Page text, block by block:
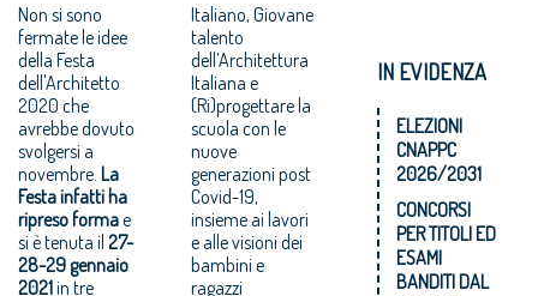
Non si sono
fermate le idee
della Festa
dell'Architetto
2020 che
avrebbe dovuto
svolgersi a
novembre. La
Festa infatti ha
ripreso formae
si è tenuta il 27-
28-29 gennaio
2021in tre
Italiano, Giovane
talento
dell’Architettura
Italiana e
(Ri)progettare la
scuola con le
nuove
generazioni post
Covid-19,
insieme ai lavori
e alle visioni dei
bambini e
ragazzi
IN EVIDENZA
ELEZIONI
CNAPPC
2026/2031
CONCORSI
PER TITOLI ED
ESAMI
BANDITI DAL